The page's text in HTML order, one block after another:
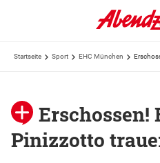
Startseite Sport EHC München
Erschossen!
Pinizzotto